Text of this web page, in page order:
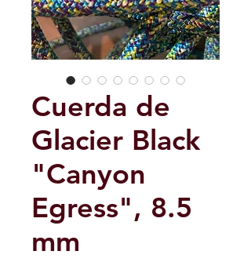
Cuerda de
Glacier Black
"Canyon
Egress", 8.5
mm